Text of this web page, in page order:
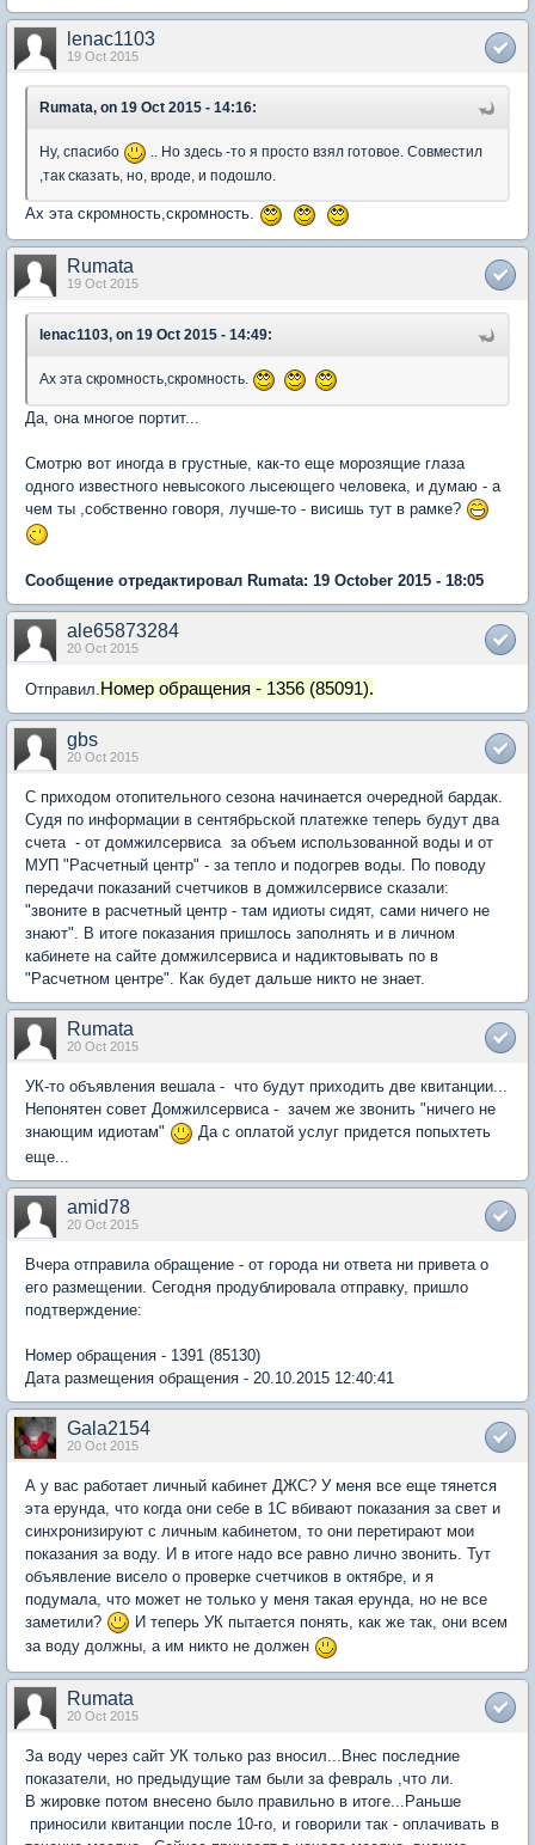
lenac1103
19 Oct 2015
Rumata, on 19 Oct 2015 - 14:16:
Ну, спасибо
.. Но здесь -то я просто взял готовое. Совместил
,так сказать, но, вроде, и подошло.
Ах эта скромность,скромность.
Rumata
19 Oct 2015
lenac1103, on 19 Oct 2015 - 14:49:
Ах эта скромность,скромность.
Да, она многое портит...
Смотрю вот иногда в грустные, как-то еще морозящие глаза
одного известного невысокого лысеющего человека, и думаю - а
чем ты ,собственно говоря, лучше-то - висишь тут в рамке?
Сообщение отредактировал Rumata: 19 October 2015 - 18:05
ale65873284
20 Oct 2015
Отправил.Номер обращения - 1356 (85091).
gbs
20 Oct 2015
С приходом отопительного сезона начинается очередной бардак.
Судя по информации в сентябрьской платежке теперь будут два
счета - от домжилсервиса за объем использованной воды и от
МУП "Расчетный центр" - за тепло и подогрев воды. По поводу
передачи показаний счетчиков в домжилсервисе сказали:
"звоните в расчетный центр - там идиоты сидят, сами ничего не
знают". В итоге показания пришлось заполнять и в личном
кабинете на сайте домжилсервиса и надиктовывать по в
"Расчетном центре". Как будет дальше никто не знает.
Rumata
20 Oct 2015
УК-то объявления вешала - что будут приходить две квитанции...
Непонятен совет Домжилсервиса - зачем же звонить "ничего не
знающим идиотам"
Да с оплатой услуг придется попыхтеть
еще...
amid78
20 Oct 2015
Вчера отправила обращение - от города ни ответа ни привета о
его размещении. Сегодня продублировала отправку, пришло
подтверждение:
Номер обращения - 1391 (85130)
Дата размещения обращения - 20.10.2015 12:40:41
Gala2154
20 Oct 2015
А у вас работает личный кабинет ДЖС? У меня все еще тянется
эта ерунда, что когда они себе в 1С вбивают показания за свет и
синхронизируют с личным кабинетом, то они перетирают мои
показания за воду. И в итоге надо все равно лично звонить. Тут
объявление висело о проверке счетчиков в октябре, и я
подумала, что может не только у меня такая ерунда, но не все
заметили?
И теперь УК пытается понять, как же так, они всем
за воду должны, а им никто не должен
Rumata
20 Oct 2015
За воду через сайт УК только раз вносил...Внес последние
показатели, но предыдущие там были за февраль ,что ли.
В жировке потом внесено было правильно в итоге...Раньше
приносили квитанции после 10-го, и говорили так - оплачивать в